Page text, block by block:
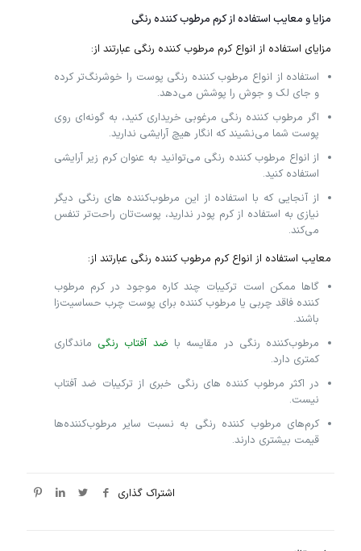
مزایا و معایب استفاده از کرم مرطوب‌ کننده رنگی
مزایای استفاده از انواع کرم مرطوب‌ کننده رنگی عبارتند از:
استفاده از انواع مرطوب‌ کننده رنگی پوست را خوشرنگ‌تر کرده
و جای لک و جوش را پوشش می‌دهد.
اگر مرطوب‌ کننده رنگی مرغوبی خریداری کنید، به گونه‌ای روی
پوست شما می‌نشیند که انگار هیچ آرایشی ندارید.
از انواع مرطوب‌ کننده رنگی می‌توانید به عنوان کرم زیر آرایشی
استفاده کنید.
از آنجایی که با استفاده از این مرطوب‌کننده های رنگی دیگر
نیازی به استفاده از کرم پودر ندارید، پوست‌تان راحت‌تر تنفس
می‌کند.
معایب استفاده از انواع کرم مرطوب‌ کننده رنگی عبارتند از:
گا‌ها ممکن است ترکیبات چند کاره موجود در کرم مرطوب‌
کننده فاقد چربی یا مرطوب‌ کننده برای پوست چرب حساسیت‌زا
باشند.
مرطوب‌کننده رنگی در مقایسه با ضد آفتاب رنگی ماندگاری
کمتری دارد.
در اکثر مرطوب کننده های رنگی خبری از ترکیبات ضد آفتاب
نیست.
کرم‌های مرطوب‌ کننده رنگی به نسبت سایر مرطوب‌کننده‌ها
قیمت بیشتری دارند.
اشتراک گذاری